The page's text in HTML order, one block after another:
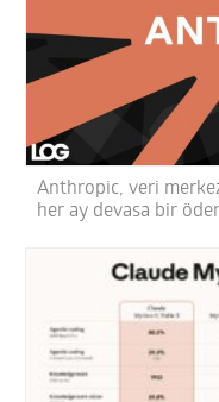
Anthropic, veri
her ay devasa bir